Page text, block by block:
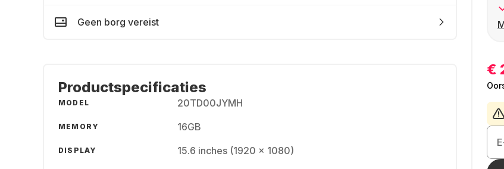
€
Geen borg vereist
Productspecificaties
MODEL 20TD00JYMH
MEMORY 16GB
DISPLAY 15.6 inches (1920 x 1080)